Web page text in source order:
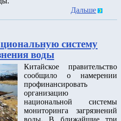
Дальше
систему
воды
Китайское правительство
сообщило о намерении
профинансировать
организацию
национальной системы
мониторинга загрязнений